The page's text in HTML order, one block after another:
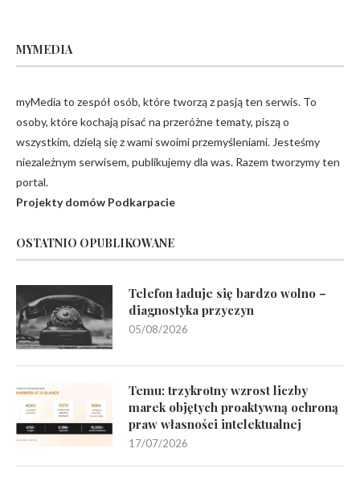
MYMEDIA
myMedia to zespół osób, które tworzą z pasją ten serwis. To
osoby, które kochają pisać na przeróżne tematy, piszą o
wszystkim, dzielą się z wami swoimi przemyśleniami. Jesteśmy
niezależnym serwisem, publikujemy dla was. Razem tworzymy ten
portal.
Projekty domów Podkarpacie
OSTATNIO OPUBLIKOWANE
Telefon ładuje się bardzo wolno –
diagnostyka przyczyn
05/08/2026
Temu: trzykrotny wzrost liczby
marek objętych proaktywną ochroną
praw własności intelektualnej
17/07/2026